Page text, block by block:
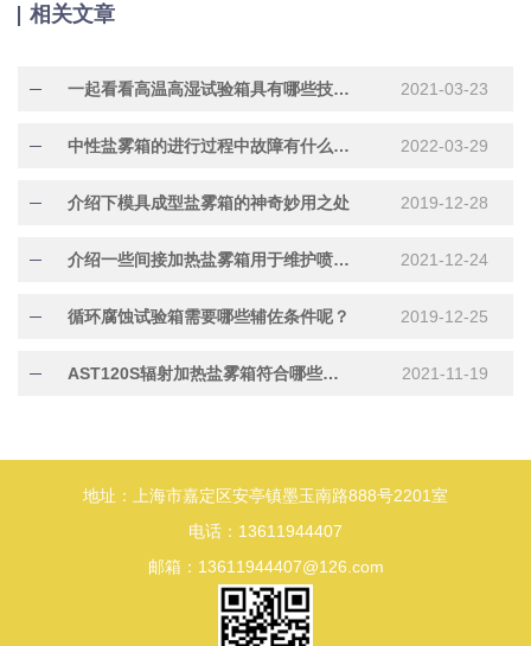
相关文章
一起看看高温高湿试验箱具有哪些技能吧 2021-03-23
中性盐雾箱的进行过程中故障有什么原因 2022-03-29
介绍下模具成型盐雾箱的神奇妙用之处 2019-12-28
介绍一些间接加热盐雾箱用于维护喷头放小窍门 2021-12-24
循环腐蚀试验箱需要哪些辅佐条件呢？ 2019-12-25
AST120S辐射加热盐雾箱符合哪些试验标准 2021-11-19
地址：上海市嘉定区安亭镇墨玉南路888号2201室
电话：13611944407
邮箱：13611944407@126.com